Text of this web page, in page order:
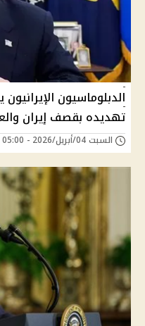
الدبلوماسيون
تهديده بقصف إيران
السبت 04/أبريل/2026 - 05:00 ص